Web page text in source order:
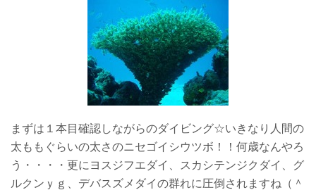
まずは１本目確認しながらのダイビング☆いきなり人間の
太ももぐらいの太さのニセゴイシウツボ！！何歳なんやろ
う・・・・更にヨスジフエダイ、スカシテンジクダイ、グ
ルクンｙｇ、デバスズメダイの群れに圧倒されますね（＾